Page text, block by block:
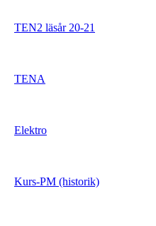
TEN2 läsår 20-21
TENA
Elektro
Kurs-PM (historik)